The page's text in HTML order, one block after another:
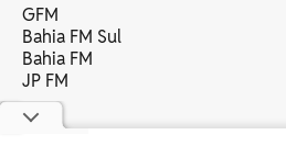
GFM
Bahia FM Sul
Bahia FM
JP FM